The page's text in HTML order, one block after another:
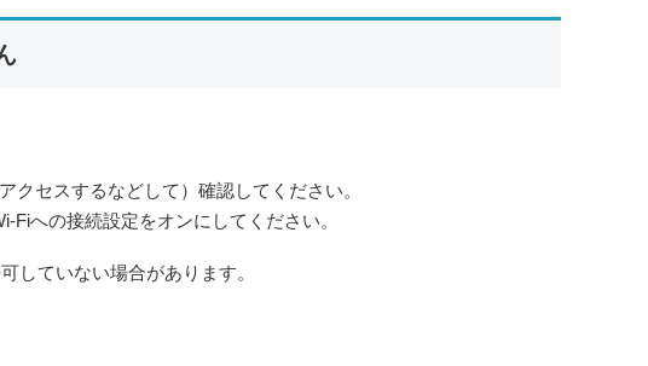
セスするなどして）確認してください。
への接続設定をオンにしてください。
していない場合があります。